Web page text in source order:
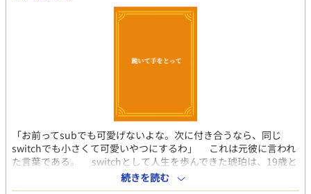
「お前ってsubでも可愛げないよな。次に付き合うなら、同じ
switchでも小さくて可愛いやつにするわ」 これは元彼に言われ
た言葉である。 switchとして人生を歩んできた琥珀は、19歳と
いう若さで人間関係に嫌気が差していた。domと付き合えば「本
物のsubの方が可愛い」と言われ、subと付き合えば「怖いからプ
続きを読む